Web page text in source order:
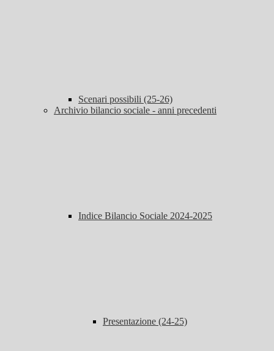
Scenari possibili (25-26)
Archivio bilancio sociale - anni precedenti
Indice Bilancio Sociale 2024-2025
Presentazione (24-25)